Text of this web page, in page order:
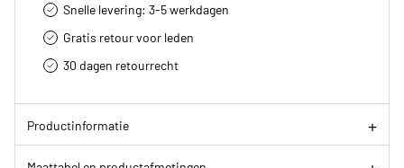
Snelle levering: 3-5 werkdagen
Gratis retour voor leden
30 dagen retourrecht­
Productinformatie